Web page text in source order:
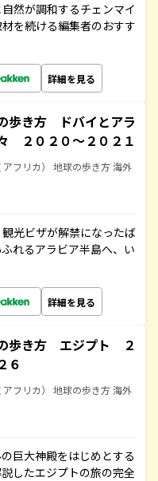
然が調和するチェンマイ
を続ける編集者のおすす
詳細を見る
歩き方 ドバイとアラ
２０２０～２０２１
アフリカ） 地球の歩き方 海外
光ビザが解禁になったば
れるアラビア半島へ、い
詳細を見る
歩き方 エジプト ２
６
アフリカ） 地球の歩き方 海外
巨大神殿をはじめとする
したエジプトの旅の完全